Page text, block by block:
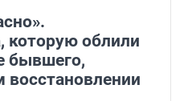
которую облили
бывшего,
восстановлении